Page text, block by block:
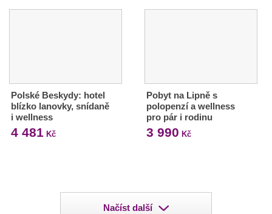
Polské Beskydy: hotel
blízko lanovky, snídaně
i wellness
4 481 Kč
Pobyt na Lipně s
polopenzí a wellness
pro pár i rodinu
3 990 Kč
Načíst další